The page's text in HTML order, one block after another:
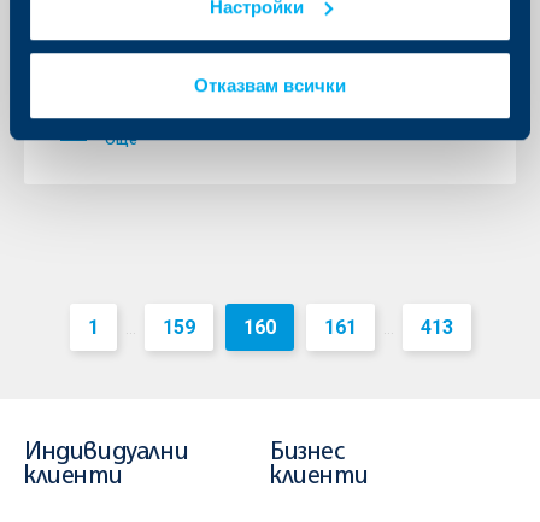
Настройки
Отказвам всички
Уважаеми клиенти, считано от 13.04.2020 г. по
2019 г. за разходите и таксите за притежаваните от
Още
1 ... 159 160 161 ... 413
Индивидуални
клиенти
Бизнес
клиенти